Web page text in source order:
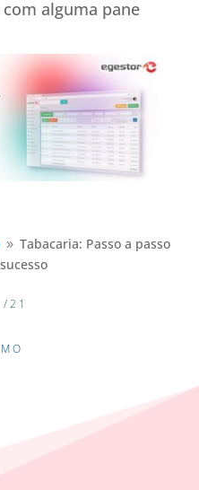
alguma pane
9 Tabacaria: Passo a passo
21